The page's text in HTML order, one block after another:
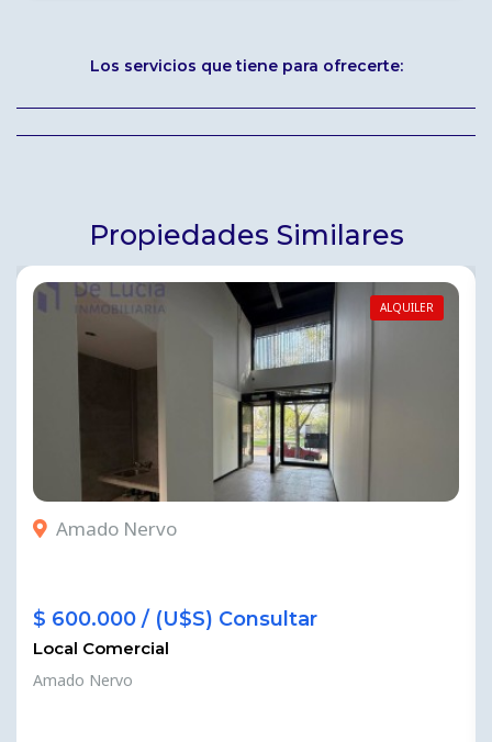
Los servicios que tiene para ofrecerte:
Propiedades Similares
ALQUILER
Amado Nervo
$ 600.000 / (U$S) Consultar
Local Comercial
Amado Nervo